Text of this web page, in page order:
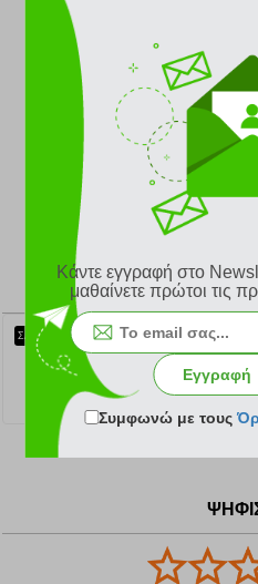
Απαλή, ελαστική floral
ελαφρύ κορδόνι για κομψό
Σλιπ brazilian με μέτρια
κόψιμο πίσω.
Για λόγους υγιεινής στα
αλλαγές!
ΣΧΕΤΙΚΑ
ΣΛΙΠ TRIUMPH COMFORT ALLURE STRING ΑΝΟΙΧΤΟ ΡΟΖ
12.57 €
Κάντε εγγραφή στο
μαθαίνετε πρώτοι τις
Εγγραφή
Συμφωνώ με τους